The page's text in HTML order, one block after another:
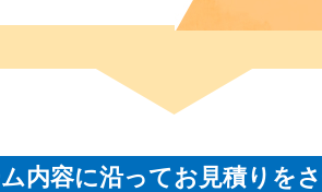
内容に沿ってお見積りを